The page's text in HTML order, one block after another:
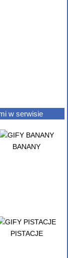
w serwisie
BANANY
PISTACJE